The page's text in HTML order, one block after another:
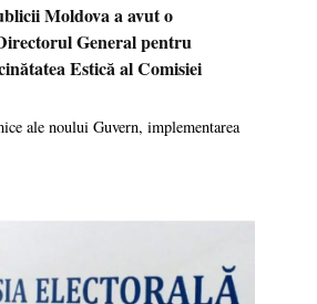
Moldova a avut o
General pentru
Estică al Comisiei
ale noului Guvern, implementarea